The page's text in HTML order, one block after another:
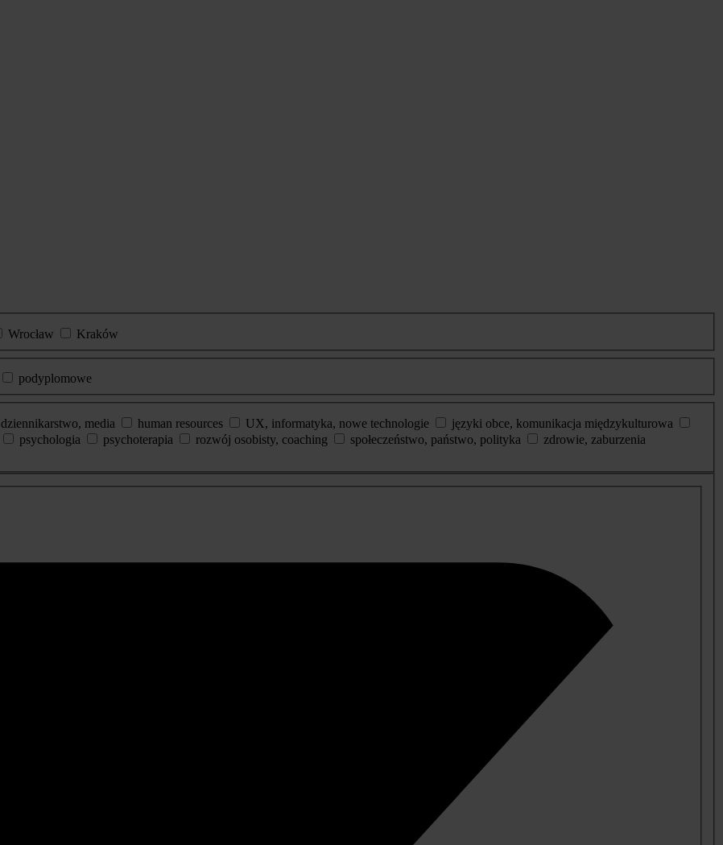
Wrocław
Kraków
podyplomowe
dziennikarstwo, media human resources UX, informatyka, nowe technologie
języki obce, komunikacja międzykulturowa
psychologia psychoterapia rozwój osobisty, coaching społeczeństwo, państwo, polityka
zdrowie, zaburzenia